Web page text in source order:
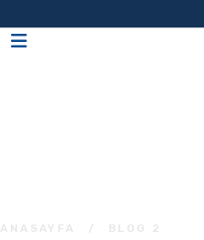
ANASAYFA / BLOG 2